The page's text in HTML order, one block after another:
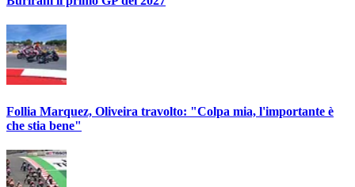
Follia Marquez, Oliveira travolto: "Colpa mia, l'importante è
che stia bene"